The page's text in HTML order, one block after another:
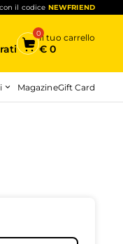
con il codice NEWFRIEND
0Il tuo carrello
€0
MagazineGift Card